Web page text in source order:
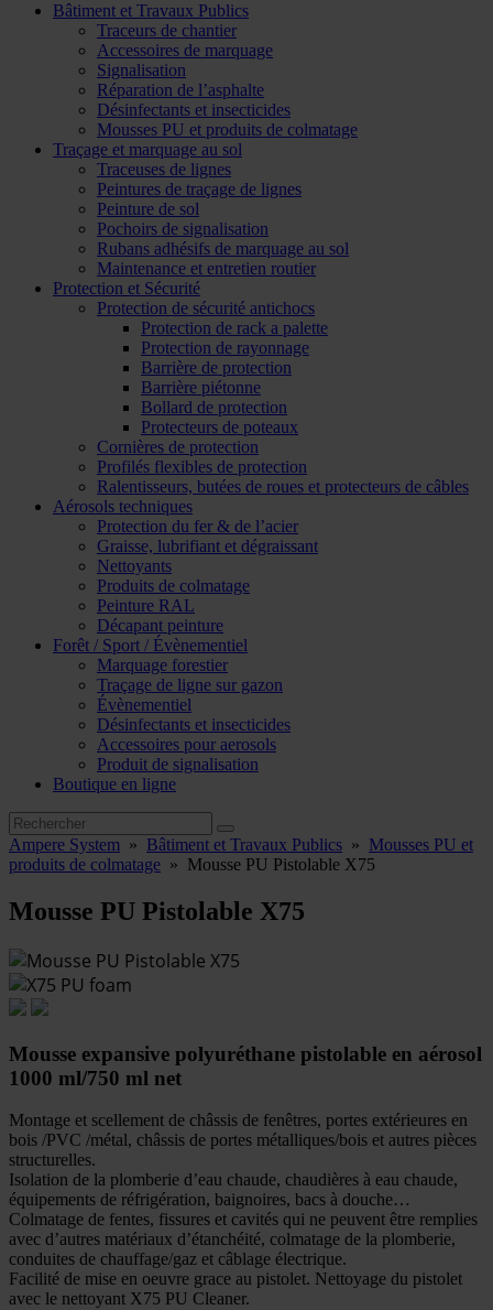
Bâtiment et Travaux Publics
Traceurs de chantier
Accessoires de marquage
Signalisation
Réparation de l’asphalte
Désinfectants et insecticides
Mousses PU et produits de colmatage
Traçage et marquage au sol
Traceuses de lignes
Peintures de traçage de lignes
Peinture de sol
Pochoirs de signalisation
Rubans adhésifs de marquage au sol
Maintenance et entretien routier
Protection et Sécurité
Protection de sécurité antichocs
Protection de rack a palette
Protection de rayonnage
Barrière de protection
Barrière piétonne
Bollard de protection
Protecteurs de poteaux
Cornières de protection
Profilés flexibles de protection
Ralentisseurs, butées de roues et protecteurs de câbles
Aérosols techniques
Protection du fer & de l’acier
Graisse, lubrifiant et dégraissant
Nettoyants
Produits de colmatage
Peinture RAL
Décapant peinture
Forêt / Sport / Évènementiel
Marquage forestier
Traçage de ligne sur gazon
Évènementiel
Désinfectants et insecticides
Accessoires pour aerosols
Produit de signalisation
Boutique en ligne
Ampere System » Bâtiment et Travaux Publics » Mousses PU et
produits de colmatage » Mousse PU Pistolable X75
Mousse PU Pistolable X75
Mousse expansive polyuréthane pistolable en aérosol
1000 ml/750 ml net
Montage et scellement de châssis de fenêtres, portes extérieures en
bois /PVC /métal, châssis de portes métalliques/bois et autres pièces
structurelles.
Isolation de la plomberie d’eau chaude, chaudières à eau chaude,
équipements de réfrigération, baignoires, bacs à douche…
Colmatage de fentes, fissures et cavités qui ne peuvent être remplies
avec d’autres matériaux d’étanchéité, colmatage de la plomberie,
conduites de chauffage/gaz et câblage électrique.
Facilité de mise en oeuvre grace au pistolet. Nettoyage du pistolet
avec le nettoyant X75 PU Cleaner.